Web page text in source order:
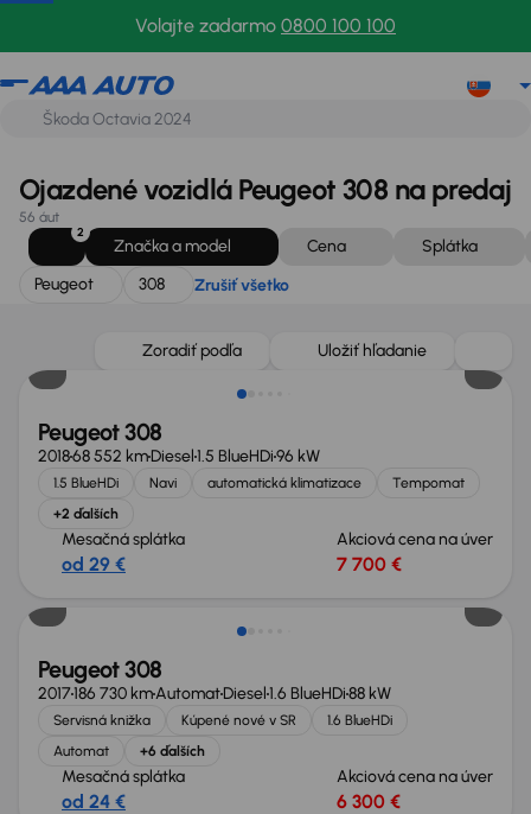
Volajte zadarmo 0800 100 100
Peugeot
Ojazdené vozidlá Peugeot 308 na predaj
56 áut
2
Značka a model Cena
Splátka
Peugeot
308 Zrušiť všetko
Zoradiť podľa Uložiť hľadanie
Zlacnené o 1 800 €
Peugeot 308
201868 552 kmDiesel1.5 BlueHDi96 kW
1.5 BlueHDi Navi automatická klimatizace
Tempomat
+2 ďalších
Mesačná splátka
od 29 €
Akciová cena na úver
7 700 €
Peugeot 308
2017186 730 kmAutomatDiesel1.6 BlueHDi88 kW
Servisná knižka Kúpené nové v SR
1.6 BlueHDi
Automat
+6 ďalších
Mesačná splátka
od 24 €
Akciová cena na úver
6 300 €